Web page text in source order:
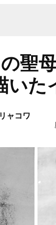
聖
いた
ャコワ